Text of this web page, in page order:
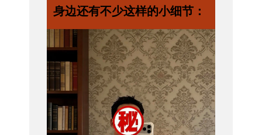
身边还有不少这样的小细节：